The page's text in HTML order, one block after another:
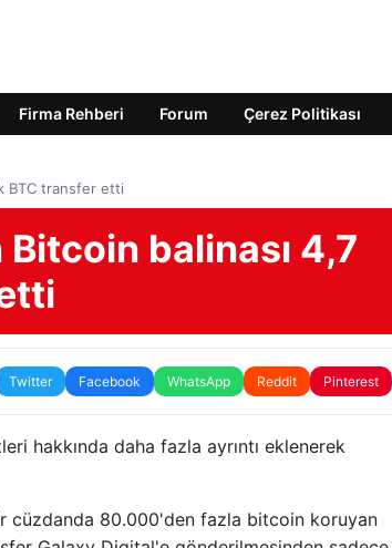
Firma Rehberi Forum Çerez Politikası
BTC transfer etti
balinası 4,7
Twitter Facebook WhatsApp Reddit Pinterest
hakkında daha fazla ayrıntı eklenerek
cüzdanda 80.000'den fazla bitcoin koruyan